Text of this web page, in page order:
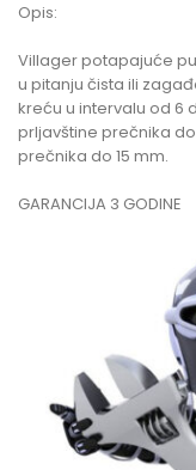
Opis:
Villager potapajuće
u pitanju čista ili
kreću u intervalu od 6
prljavštine prečnika
prečnika do 15 mm.
GARANCIJA 3 GODINE